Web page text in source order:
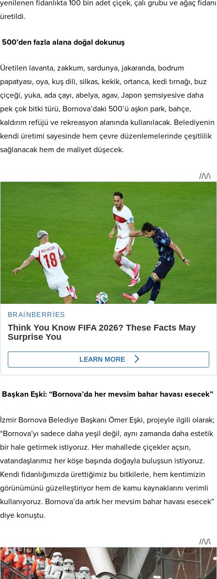
yenilenen fidanlıkta 100 bin adet çiçek, çalı grubu ve ağaç fidanı
üretildi.
500’den fazla alana doğal dokunuş
Üretilen lavanta, zakkum, sardunya, jakaranda, bodrum
papatyası, oya, kuş dili, silkas, kekik, ortanca, kedi tırnağı, buz
çiçeği, yuka, ada çayı, abelya, agav, Japon şemsiyesive daha
pek çok bitki türü, Bornova’daki 500’ü aşkın park, bahçe,
kaldırım refüjü ve rekreasyon alanında kullanılacak. Belediyenin
kendi üretimi sayesinde hem çevre düzenlemelerinde çeşitlilik
sağlanacak hem de maliyet düşecek.
Başkan Eşki: “Bornova’da her mevsim bahar havası esecek”
İzmir Bornova Belediye Başkanı Ömer Eşki, projeyle ilgili olarak;
“Bornova’yı sadece daha yeşil değil, aynı zamanda daha estetik
bir hale getirmek istiyoruz. Her mahallede çiçekler açsın,
vatandaşlarımız her köşe başında doğayla buluşsun istiyoruz.
Kendi fidanlığımızda ürettiğimiz bu bitkilerle, hem kentimizin
görünümünü güzelleştiriyor hem de kamu kaynaklarını verimli
kullanıyoruz. Bornova’da artık her mevsim bahar havası esecek”
diye konuştu.